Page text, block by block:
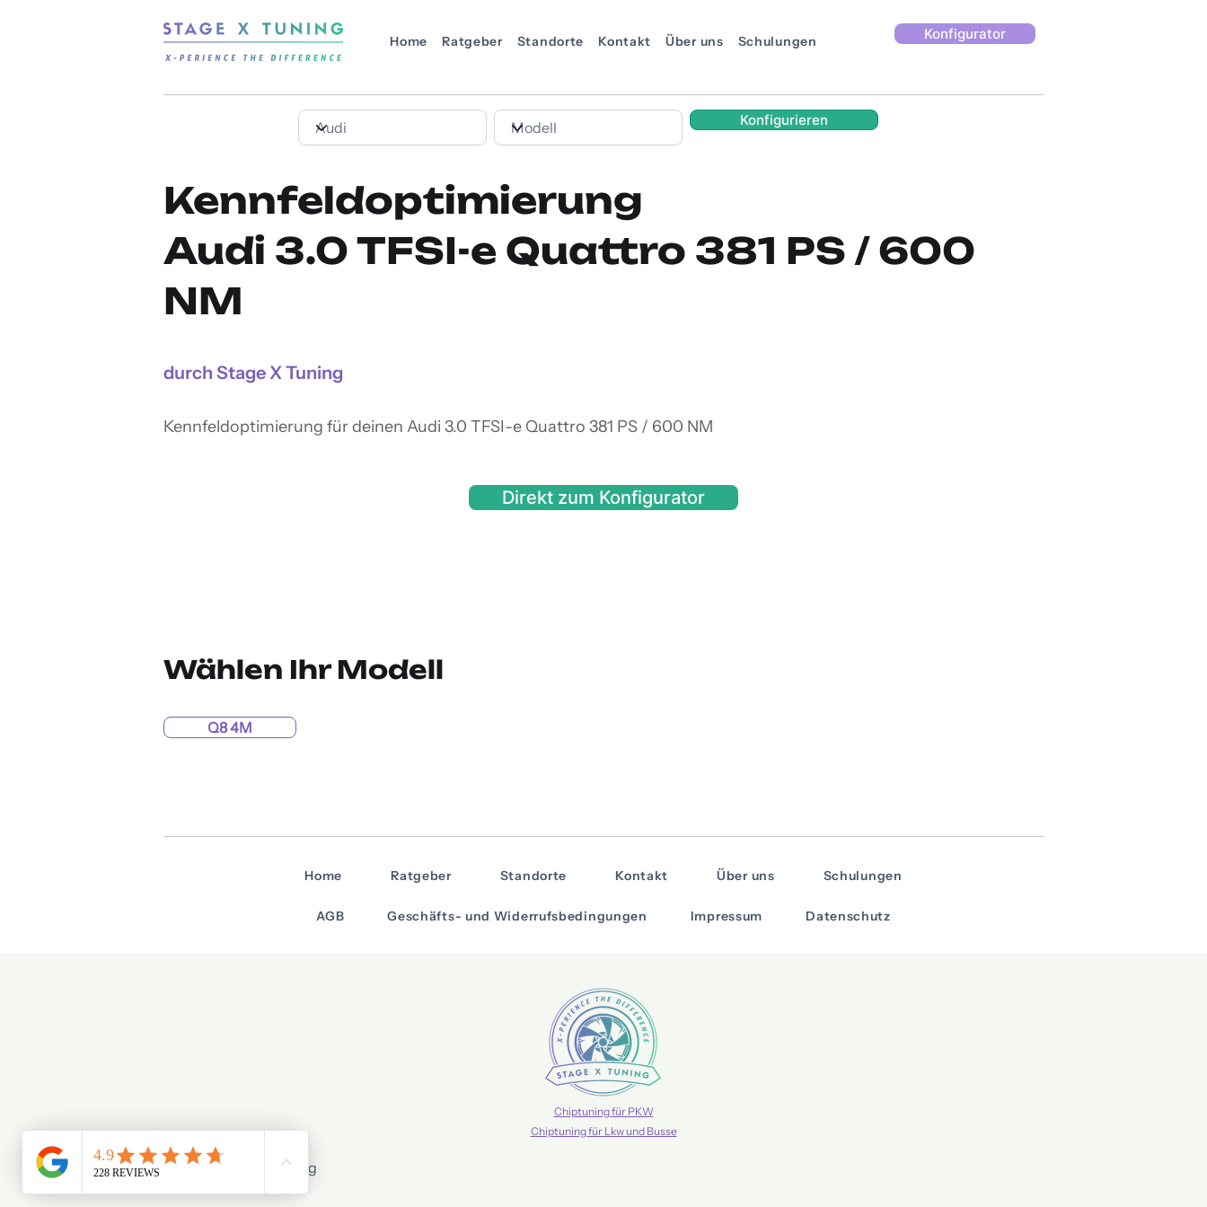
Home Ratgeber Standorte Kontakt Über uns Schulungen Konfigurator
Konfigurieren
Kennfeldoptimierung
Audi 3.0 TFSI-e Quattro 381 PS / 600
NM
durch Stage X Tuning
Kennfeldoptimierung für deinen Audi 3.0 TFSI-e Quattro 381 PS / 600 NM
Direkt zum Konfigurator
Wählen Ihr Modell
Q8 4M
Home Ratgeber Standorte Kontakt Über uns Schulungen
AGB Geschäfts- und Widerrufsbedingungen Impressum Datenschutz
Chiptuning für PKW
Chiptuning für Lkw und Busse
© 2026 Stage X Tuning